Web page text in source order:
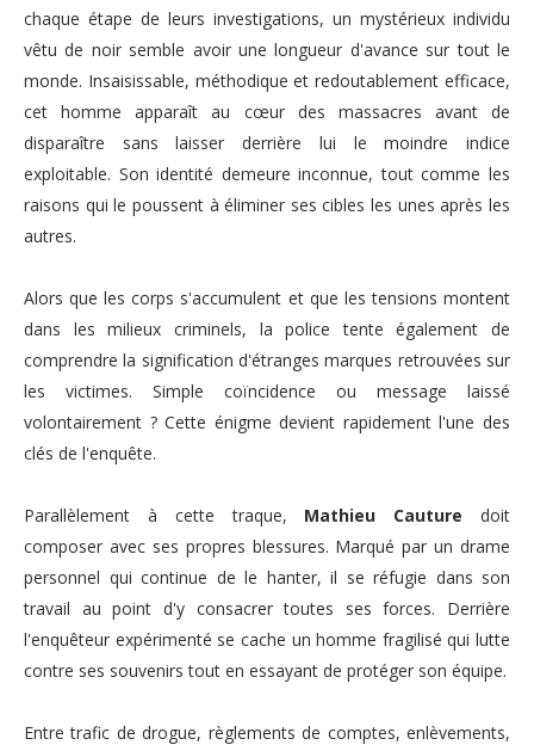
chaque étape de leurs investigations, un mystérieux individu
vêtu de noir semble avoir une longueur d'avance sur tout le
monde. Insaisissable, méthodique et redoutablement efficace,
cet homme apparaît au cœur des massacres avant de
disparaître sans laisser derrière lui le moindre indice
exploitable. Son identité demeure inconnue, tout comme les
raisons qui le poussent à éliminer ses cibles les unes après les
autres.
Alors que les corps s'accumulent et que les tensions montent
dans les milieux criminels, la police tente également de
comprendre la signification d'étranges marques retrouvées sur
les victimes. Simple coïncidence ou message laissé
volontairement ? Cette énigme devient rapidement l'une des
clés de l'enquête.
Parallèlement à cette traque, Mathieu Cauture doit
composer avec ses propres blessures. Marqué par un drame
personnel qui continue de le hanter, il se réfugie dans son
travail au point d'y consacrer toutes ses forces. Derrière
l'enquêteur expérimenté se cache un homme fragilisé qui lutte
contre ses souvenirs tout en essayant de protéger son équipe.
Entre trafic de drogue, règlements de comptes, enlèvements,